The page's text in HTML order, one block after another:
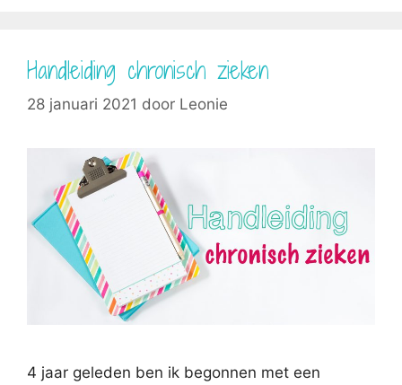
Handleiding chronisch zieken
28 januari 2021 door Leonie
4 jaar geleden ben ik begonnen met een